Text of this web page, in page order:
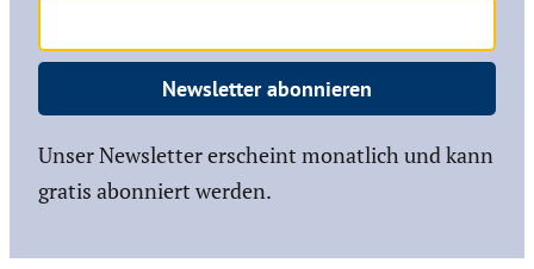
Newsletter abonnieren
Unser Newsletter erscheint monatlich und kann
gratis abonniert werden.